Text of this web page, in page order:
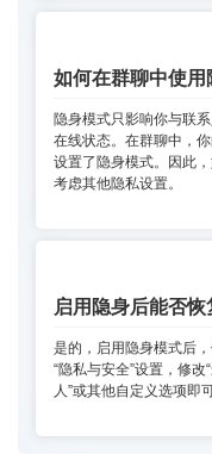
如何在群聊中使用
隐身模式只影响你与联
在线状态。在群聊中，
设置了隐身模式。因此
考虑其他隐私设置。
启用隐身后能否
是的，启用隐身模式后
“隐私与安全”设置，修
人”或其他自定义选项即